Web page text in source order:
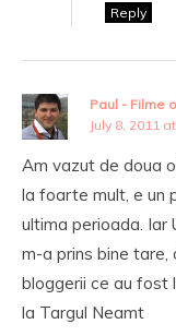
Reply
Paul - Filme
July 8, 2011
Am vazut de doua
la foarte mult, e un
ultima perioada. Iar
m-a prins bine tare,
bloggerii ce au fost
la Targul Neamt